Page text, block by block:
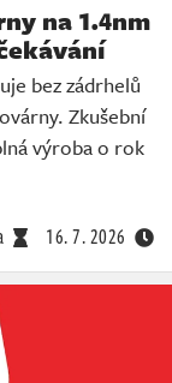
na 1.4nm
bez zádrhelů
Zkušební
výroba o rok
16. 7. 2026